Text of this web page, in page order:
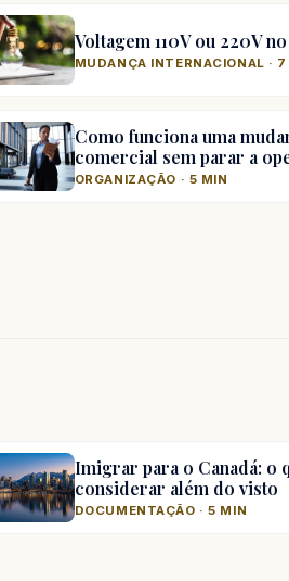
Voltagem 110V ou 220V
MUDANÇA INTERNACIONAL ·
Como funciona uma
comercial sem parar a
ORGANIZAÇÃO · 5 MIN
Imigrar para o Canadá: o
considerar além do visto
DOCUMENTAÇÃO · 5 MIN